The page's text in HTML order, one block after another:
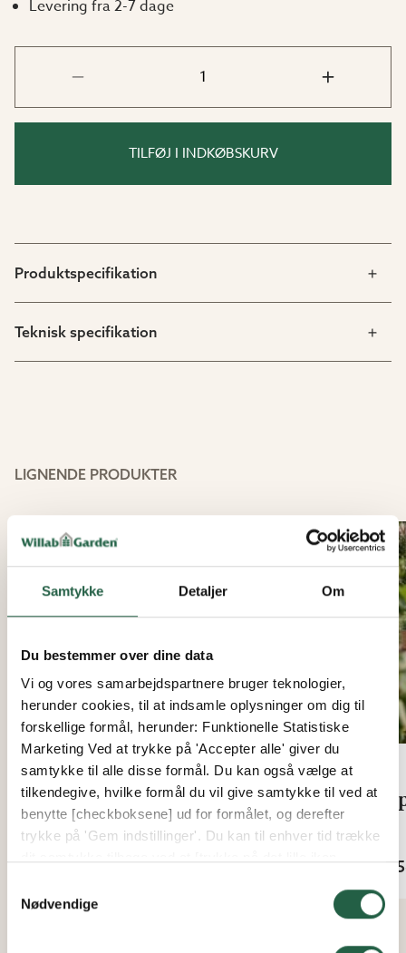
Samtykke Detaljer Om
Du bestemmer over dine data
Vi og vores samarbejdspartnere bruger teknologier,
herunder cookies, til at indsamle oplysninger om dig til
forskellige formål, herunder: Funktionelle Statistiske
Marketing Ved at trykke på 'Accepter alle' giver du
samtykke til alle disse formål. Du kan også vælge at
tilkendegive, hvilke formål du vil give samtykke til ved at
benytte [checkboksene] ud for formålet, og derefter
trykke på 'Gem indstillinger'. Du kan til enhver tid trække
mere om vores brug af cookies og andre teknologier,
Nødvendige
Living's møbler er ubehandlede, og teaktræet ældes
finish. Hvis du ønsker at bevare den mørkere træfarve,
anbefaler vi, at du behandler dine møbler med en
Levering fra 2-7 dage
TILFØJ I INDKØBSKURV
Produktspecifikation
Teknisk specifikation
LIGNENDE PRODUKTER
Mist rundt bord
Fra
2.156 kr.
Fra